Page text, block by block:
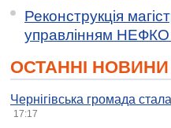
Реконструкція
управлінням
ОСТАННІ
Чернігівська громада
17:17